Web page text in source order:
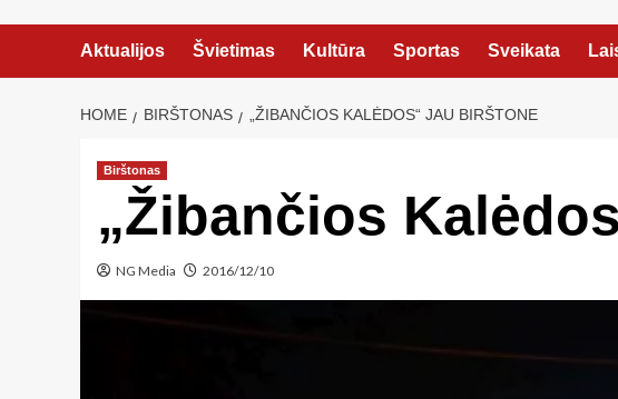
Aktualijos Švietimas Kultūra Sportas Sveikata
HOME BIRŠTONAS „ŽIBANČIOS KALĖDOS“ JAU BIRŠTONE
Birštonas
„Žibančios
NG Media 2016/12/10